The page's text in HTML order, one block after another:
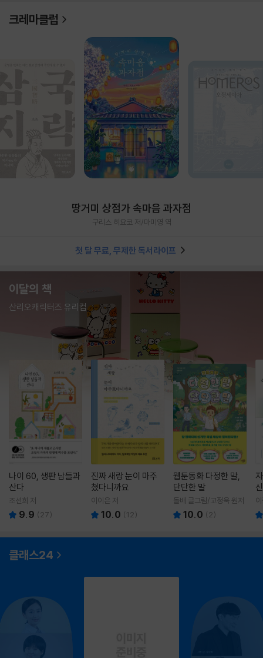
크레마클럽
땅거미 상점가 속마음 과자점
구리스 히요코 저/마미영 역
첫 달 무료, 무제한 독서라이프
이달의 책
산리오캐릭터즈 유리컵
나이 60, 생판 남들과
산다
조선희 저
9.9 ( 27)
진짜 새랑 눈이 마주
쳤다니까요
이이은 저
10.0 (12)
웹툰동화 다정한 말,
단단한 말
돌배 글그림/고정욱 원저
10.0 ( 2)
클래스24